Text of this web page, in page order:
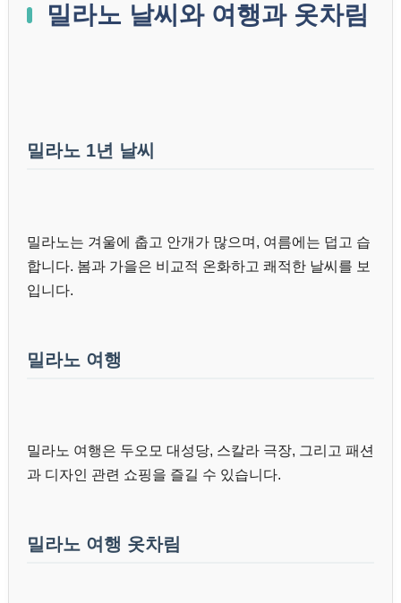
밀라노 날씨와 여행과 옷차림
밀라노 1년 날씨
밀라노는 겨울에 춥고 안개가 많으며, 여름에는 덥고 습
합니다. 봄과 가을은 비교적 온화하고 쾌적한 날씨를 보
입니다.
밀라노 여행
밀라노 여행은 두오모 대성당, 스칼라 극장, 그리고 패션
과 디자인 관련 쇼핑을 즐길 수 있습니다.
밀라노 여행 옷차림